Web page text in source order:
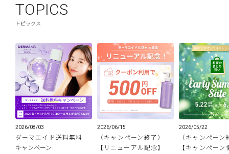
TOPICS
トピックス
2026/08/03
ダーマエイド送料無料
キャンペーン
2026/06/15
（キャンペーン終了）
【リニューアル記念】
2026/05/22
（キャンペーン
【キャンペーン